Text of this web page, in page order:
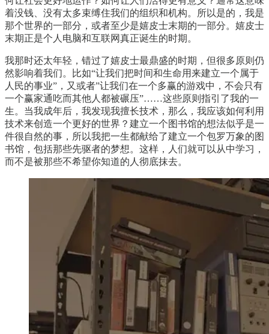
着没钱、没有太多束缚住我们的组织和机构。所以是的，我是
那个世界的一部分，或者至少是嬉皮士末期的一部分。嬉皮士
末期正是个人电脑和互联网真正诞生的时期。
我那时还太年轻，错过了嬉皮士最鼎盛的时期，但很多原则仍
然影响着我们。比如“让我们把时间和生命用来建立一个属于
人民的事业”，又或者”让我们在一个多赢的游戏中，不会只有
一个赢家通吃而其他人都被碾压”……这些原则指引了我的一
生。当我成年后，我发现我擅长技术，那么，我应该如何利用
技术来创造一个更好的世界？建立一个图书馆的想法似乎是一
件很自然的事，所以我把一生都献给了建立一个包罗万象的图
书馆，包括那些先驱者的梦想。这样，人们就可以从中学习，
而不是被那些不希望你知道的人彻底抹去。